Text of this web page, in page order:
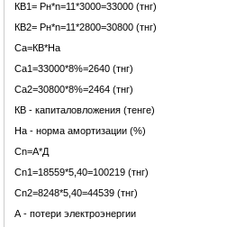
КВ1= Рн*n=11*3000=33000 (тнг)
КВ2= Рн*n=11*2800=30800 (тнг)
Са=КВ*На
Са1=33000*8%=2640 (тнг)
Са2=30800*8%=2464 (тнг)
КВ - капиталовложения (тенге)
На - норма амортизации (%)
Сn=А*Д
Сn1=18559*5,40=100219 (тнг)
Сn2=8248*5,40=44539 (тнг)
А - потери электроэнергии